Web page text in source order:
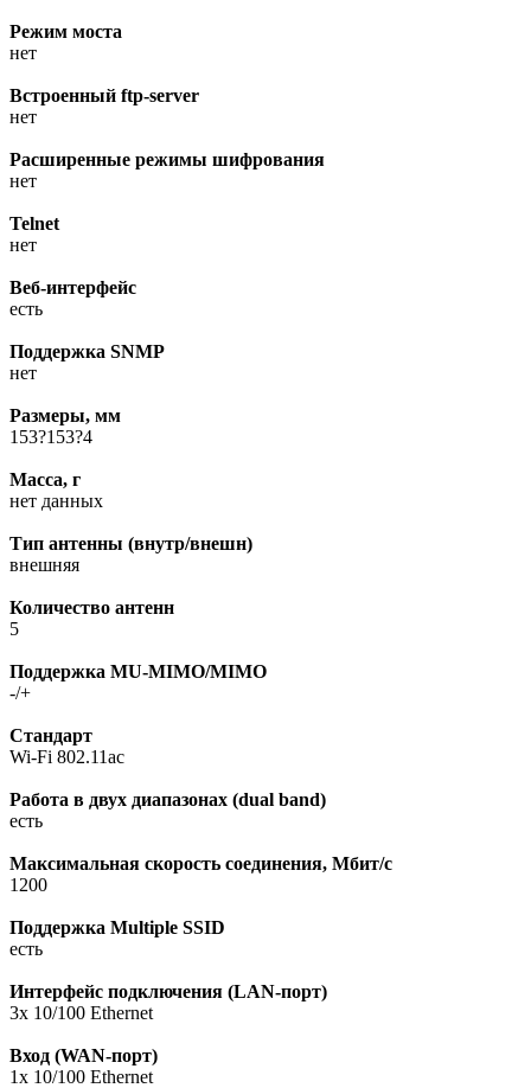
Режим моста
нет
Встроенный ftp-server
нет
Расширенные режимы шифрования
нет
Telnet
нет
Веб-интерфейс
есть
Поддержка SNMP
нет
Размеры, мм
153?153?4
Масса, г
нет данныx
Тип антенны (внутр/внешн)
внешняя
Количество антенн
5
Поддержка MU-MIMO/MIMO
-/+
Стандарт
Wi-Fi 802.11ac
Работа в двух диапазонах (dual band)
есть
Максимальная скорость соединения, Мбит/с
1200
Поддержка Multiple SSID
есть
Интерфейс подключения (LAN-порт)
3x 10/100 Ethernet
Вход (WAN-порт)
1x 10/100 Ethernet